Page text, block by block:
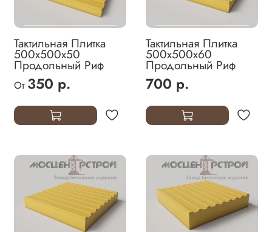
Тактильная Плитка
500х500х50
Продольный Риф
От 350 р.
Тактильная Плитка
500х500х60
Продольный Риф
700 р.